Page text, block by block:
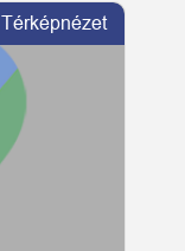
Térképnézet